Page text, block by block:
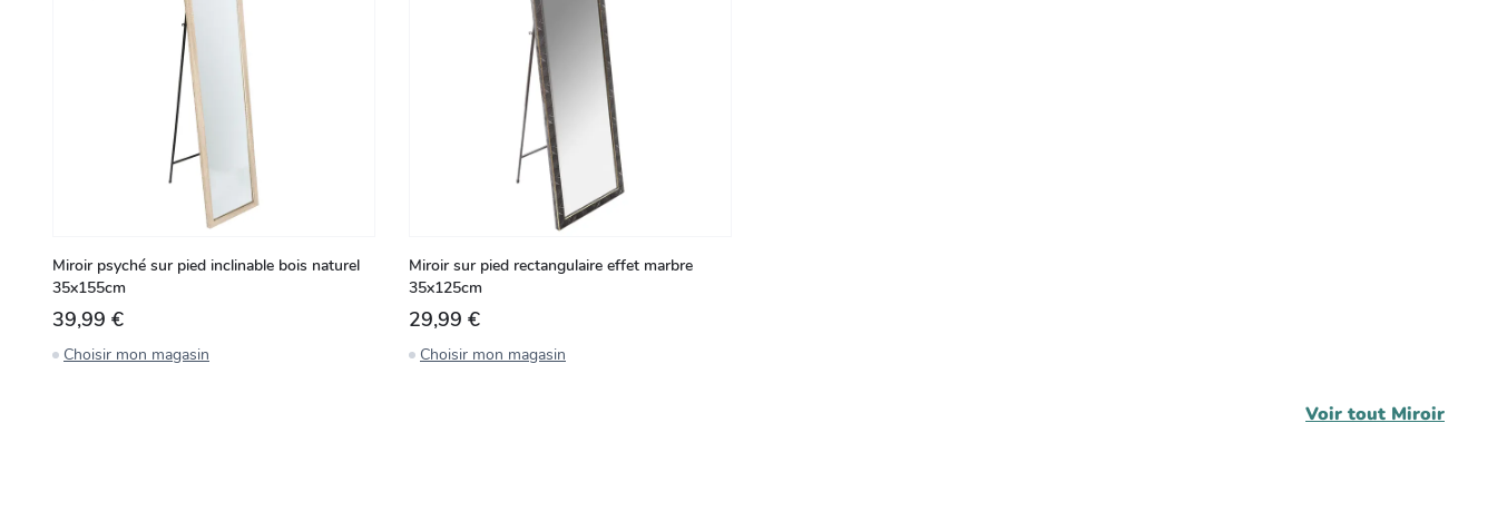
Miroir psyché sur pied inclinable bois naturel
35x155cm
39,99 €
Choisir mon magasin
Miroir sur pied rectangulaire effet marbre
35x125cm
29,99 €
Choisir mon magasin
Voir tout Miroir